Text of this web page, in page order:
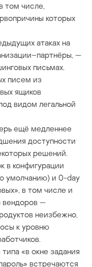
том числе,
которых
атаках на
—
письмах.
писем из
ящиков
видом легальной
ещё медленнее
доступности
решений.
в конфигурации
умолчанию) и 0-day
в том числе и
вендоров —
неизбежно,
к уровню
«в окне задания
встречаются